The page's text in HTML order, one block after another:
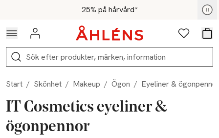
Hoppa till navigationsmenyn25% på hårvård*
För medlemmar - Shoppa nu
Logga in Favoriter
Sök
Start / Skönhet / Makeup / Ögon / Eyeliner & ögonpennor
IT Cosmetics eyeliner &
ögonpennor